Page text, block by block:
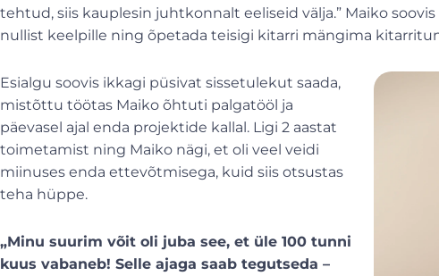
tehtud, siis kauplesin juhtkonnalt eeliseid välja.” Maiko
nullist keelpille ning õpetada teisigi kitarri mängima
Esialgu soovis ikkagi püsivat sissetulekut saada,
mistõttu töötas Maiko õhtuti palgatööl ja
päevasel ajal enda projektide kallal. Ligi 2 aastat
toimetamist ning Maiko nägi, et oli veel veidi
miinuses enda ettevõtmisega, kuid siis otsustas
teha hüppe.
„Minu suurim võit oli juba see, et üle 100 tunni
kuus vabaneb! Selle ajaga saab tegutseda –